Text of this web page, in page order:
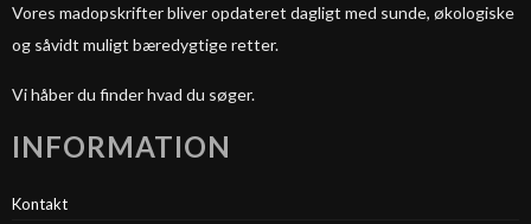
Vores madopskrifter bliver opdateret dagligt med sunde, økologiske
og såvidt muligt bæredygtige retter.
Vi håber du finder hvad du søger.
INFORMATION
Kontakt